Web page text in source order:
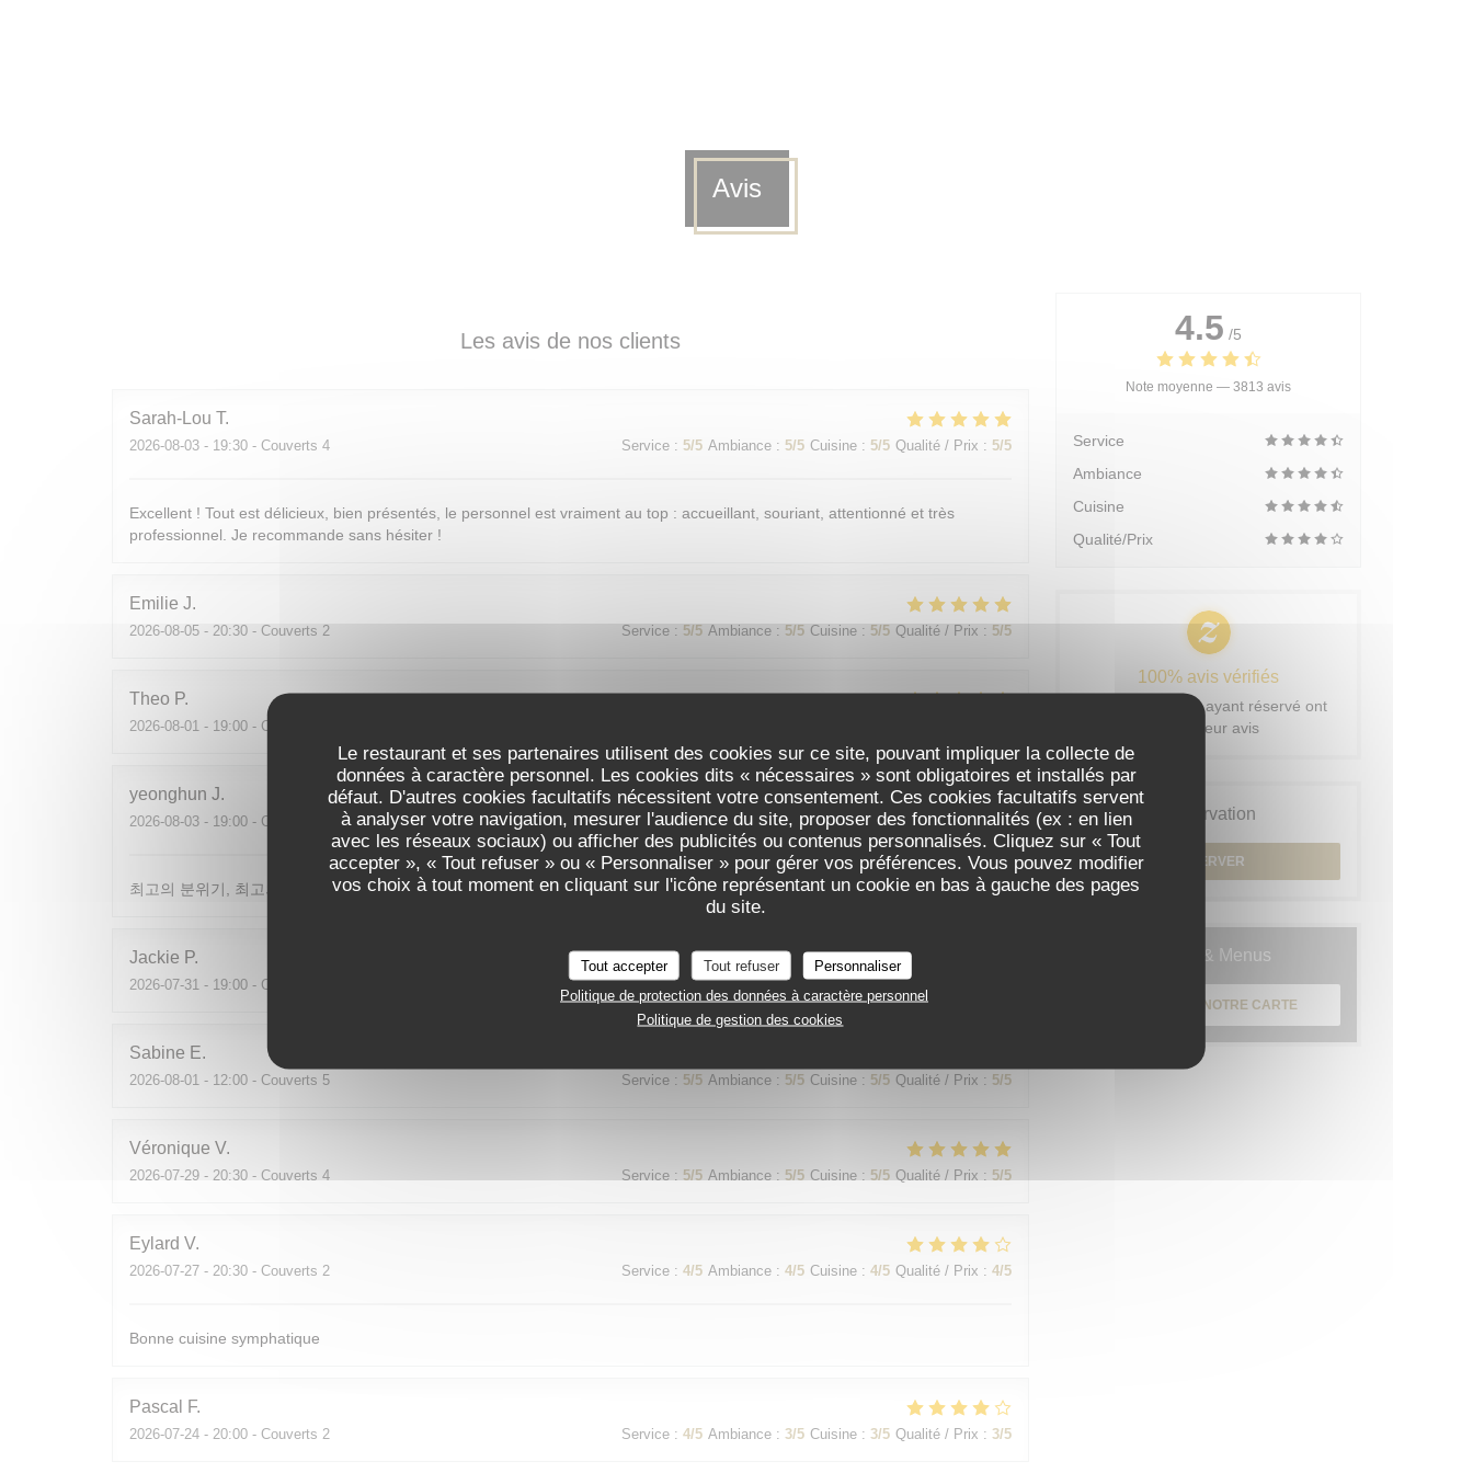
Le restaurant et ses partenaires utilisent des cookies sur ce site, pouvant impliquer la collecte de
données à caractère personnel. Les cookies dits « nécessaires » sont obligatoires et installés par
défaut. D'autres cookies facultatifs nécessitent votre consentement. Ces cookies facultatifs servent
à analyser votre navigation, mesurer l'audience du site, proposer des fonctionnalités (ex : en lien
avec les réseaux sociaux) ou afficher des publicités ou contenus personnalisés. Cliquez sur « Tout
accepter », « Tout refuser » ou « Personnaliser » pour gérer vos préférences. Vous pouvez modifier
vos choix à tout moment en cliquant sur l'icône représentant un cookie en bas à gauche des pages
du site.
Tout accepter Tout refuser
Personnaliser
Politique de protection des données à caractère personnel
Politique de gestion des cookies
Avis
Les avis de nos clients
Sarah-Lou T
2026-08-03 - 19:30 - Couverts 4 Service : 5/5 Ambiance : 5/5 Cuisine : 5/5 Qualité / Prix : 5/5
Excellent ! Tout est délicieux, bien présentés, le personnel est vraiment au top : accueillant, souriant, attentionné et très
professionnel. Je recommande sans hésiter !
Emilie J
2026-08-05 - 20:30 - Couverts 2 Service : 5/5 Ambiance : 5/5 Cuisine : 5/5 Qualité / Prix : 5/5
Theo P
2026-08-01 - 19:00 - Couverts 2
yeonghun J
2026-08-03 - 19:00 - Couverts 4 Service: 5/5 Ambiance: 5 /5 Cuisine: 5/5 Qualité / Prix: 5/5
최고의 분위기, 최고의 맛, 프랑스어가 서툴지만 서버가 친절함
Jackie P
2026-07-31 - 19:00 - Couverts 2 Service: /5 Ambiance: 5 Cuisine: 5/5 Qualité / Prix
Sabine E
2026-08-01 - 12:00 - Couverts 5 Service : 5/5 Ambiance : 5/5 Cuisine : 5/5 Qualité / Prix : 5/5
Véronique V
2026-07-29 - 20:30 - Couverts 4 Service : 5/5 Ambiance : 5/5 Cuisine : 5/5 Qualité / Prix : 5/5
Eylard V
2026-07-27 - 20:30 - Couverts 2 Service : 4/5 Ambiance : 4/5 Cuisine : 4/5 Qualité / Prix : 4/5
Bonne cuisine symphatique
Pascal F
2026-07-24 - 20:00 - Couverts 2 Service : 4/5 Ambiance : 3/5 Cuisine : 3/5 Qualité / Prix : 3/5
4.5 /5
Note moyenne — 3813 avis
Service
Ambiance
Cuisine
Qualité/Prix
100% avis vérifiés
Seuls les clients ayant réservé ont
laissé leur avis
Réservation
RÉSERVER
Cartes & Menus
DÉCOUVRIR NOTRE CARTE